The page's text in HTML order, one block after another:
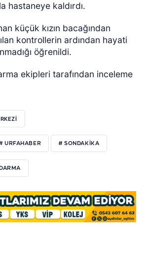
hastaneye kaldırdı.
küçük kızın bacağından
kontrollerin ardından hayati
öğrenildi.
ekipleri tarafından inceleme
URFAHABER # SONDAKİKA